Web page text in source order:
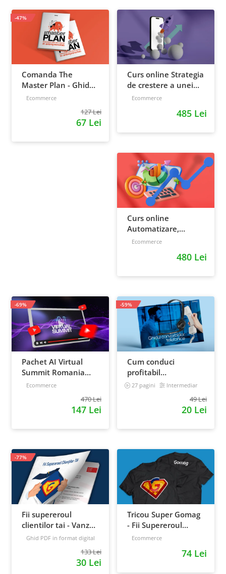
Comanda The
Master Plan - Ghid
pentru antreprenori,
Ecommerce
127 Lei
67 Lei
-47%
Curs online Strategia
de crestere a unei
afaceri - de la idee, la
Ecommerce
485 Lei
Curs online
Automatizare,
scalare si loializare:
strategia de business
Ecommerce
480 Lei
Pachet AI Virtual
Summit Romania
2026: inregistrari +
Ecommerce
470 Lei
147 Lei
-69%
Cum conduci
profitabil
convorbirile
27 pagini Intermediar
49 Lei
20 Lei
-59%
Fii supereroul
clientilor tai - Vanzari
pe pilot automat
Ghid PDF in format digital
133 Lei
30 Lei
-77%
Tricou Super Gomag
- Fii Supereroul
Clientilor Tai
Ecommerce
74 Lei